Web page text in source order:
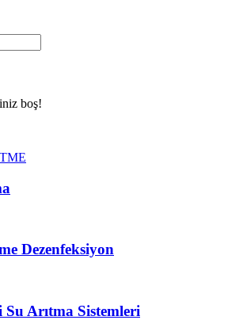
boş!
Dezenfeksiyon
Arıtma Sistemleri